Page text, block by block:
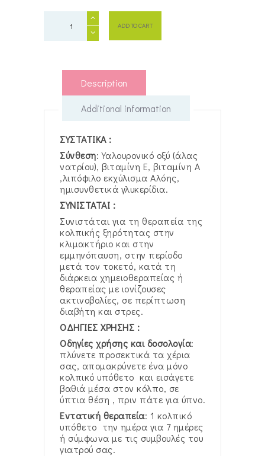
ADD TO CART
Description
Additional information
ΣΥΣΤΑΤΙΚΑ :
Σύνθεση: Υαλουρονικό οξύ (άλας
νατρίου), βιταμίνη Ε, βιταμίνη Α
,λιπόφιλο εκχύλισμα Αλόης,
ημισυνθετικά γλυκερίδια.
ΣΥΝΙΣΤΑΤΑΙ :
Συνιστάται για τη θεραπεία της
κολπικής ξηρότητας στην
κλιμακτήριο και στην
εμμηνόπαυση, στην περίοδο
μετά τον τοκετό, κατά τη
διάρκεια χημειοθεραπείας ή
θεραπείας με ιονίζουσες
ακτινοβολίες, σε περίπτωση
διαβήτη και στρες.
ΟΔΗΓΙΕΣ ΧΡΗΣΗΣ :
Οδηγίες χρήσης και δοσολογία:
πλύνετε προσεκτικά τα χέρια
σας, απομακρύνετε ένα μόνο
κολπικό υπόθετο και εισάγετε
βαθιά μέσα στον κόλπο, σε
ύπτια θέση , πριν πάτε για ύπνο.
Εντατική θεραπεία: 1 κολπικό
υπόθετο την ημέρα για 7 ημέρες
ή σύμφωνα με τις συμβουλές του
γιατρού σας.